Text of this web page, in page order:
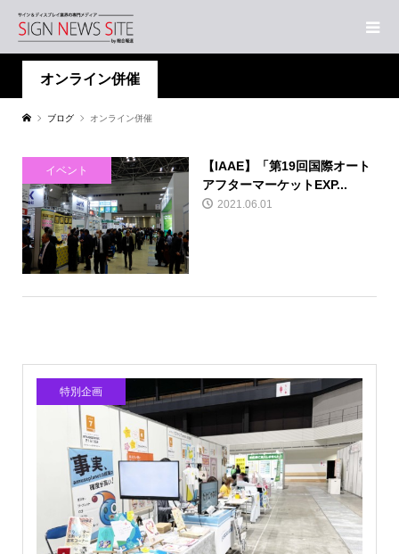
オンライン併催
ブログ オンライン併催
イベント
【IAAE】「第19回国際オート
アフターマーケットEXP...
2021.06.01
特別企画